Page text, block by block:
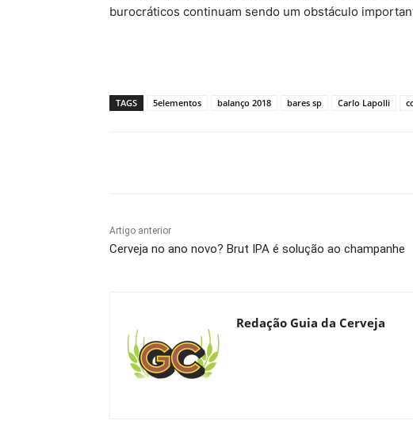
burocráticos continuam sendo um obstáculo
TAGS 5elementos balanço 2018 bares sp Carlo Lapolli
Artigo anterior
Cerveja no ano novo? Brut IPA é solução ao champanhe
Redação Guia da Cerveja